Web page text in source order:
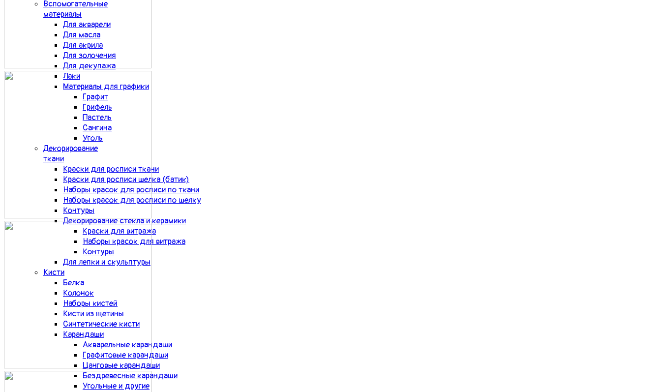
Вспомогательные
материалы
Для акварели
Для масла
Для акрила
Для золочения
Для декупажа
Лаки
Материалы для графики
Графит
Грифель
Пастель
Сангина
Уголь
Декорирование
ткани
Краски для росписи ткани
Краски для росписи шелка (батик)
Наборы красок для росписи по ткани
Наборы красок для росписи по шелку
Контуры
Декорирование стекла и керамики
Краски для витража
Наборы красок для витража
Контуры
Для лепки и скульптуры
Кисти
Белка
Колонок
Наборы кистей
Кисти из щетины
Синтетические кисти
Карандаши
Акварельные карандаши
Графитовые карандаши
Цанговые карандаши
Бездревесные карандаши
Угольные и другие